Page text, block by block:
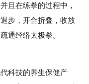
且在练拳的过程中，
步，开合折叠，收放
通经络太极拳。
科技的养生保健产